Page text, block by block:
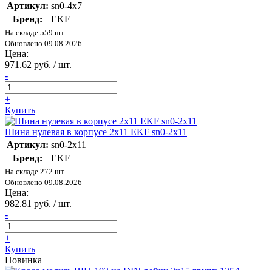
Артикул: sn0-4x7
Бренд:
EKF
На складе 559 шт.
Обновлено 09.08.2026
Цена:
971.62 руб. / шт.
-
+
Купить
Шина нулевая в корпусе 2х11 EKF sn0-2x11
Артикул: sn0-2x11
Бренд:
EKF
На складе 272 шт.
Обновлено 09.08.2026
Цена:
982.81 руб. / шт.
-
+
Купить
Новинка